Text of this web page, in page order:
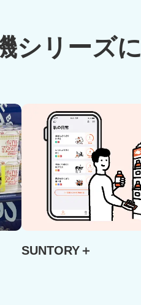
シリーズ
SUNTORY＋